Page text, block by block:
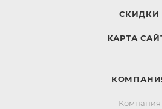
СКИДКИ
КАРТА
Компания